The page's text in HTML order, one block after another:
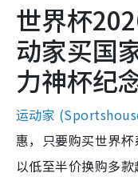
世界杯
动家买国
力神杯纪
运动家
惠，只要购买世界
以低至半价换购多